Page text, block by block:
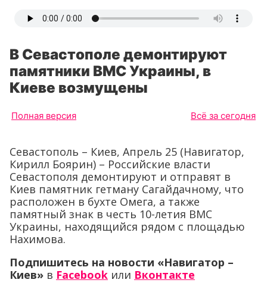
В Севастополе демонтируют
памятники ВМС Украины, в
Киеве возмущены
Полная версия Всё за сегодня
Севастополь – Киев, Апрель 25 (Навигатор,
Кирилл Боярин) – Российские власти
Севастополя демонтируют и отправят в
Киев памятник гетману Сагайдачному, что
расположен в бухте Омега, а также
памятный знак в честь 10-летия ВМС
Украины, находящийся рядом с площадью
Нахимова.
Подпишитесь на новости «Навигатор –
Киев» в Facebook или Вконтакте